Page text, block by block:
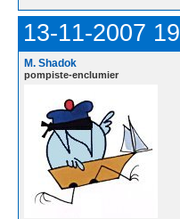
13-11-2007
M. Shadok
pompiste-enclumier